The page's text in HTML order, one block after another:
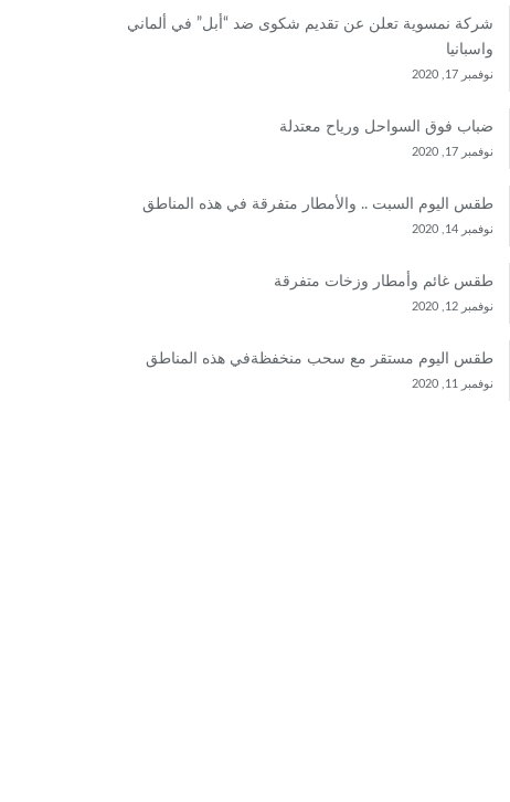
شركة نمسوية تعلن عن تقديم شكوى ضد “أبل” في ألماني
واسبانيا
نوفمبر 17, 2020
ضباب فوق السواحل ورياح معتدلة
نوفمبر 17, 2020
طقس اليوم السبت .. والأمطار متفرقة في هذه المناطق
نوفمبر 14, 2020
طقس غائم وأمطار وزخات متفرقة
نوفمبر 12, 2020
طقس اليوم مستقر مع سحب منخفظةفي هذه المناطق
نوفمبر 11, 2020